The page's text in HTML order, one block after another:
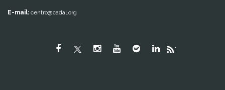
E-mail: centro@cadal.org
"